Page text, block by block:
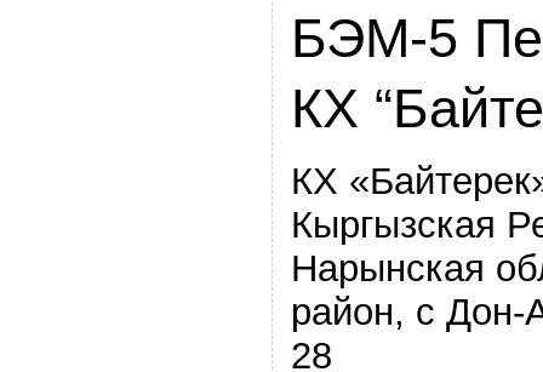
БЭМ-5
КХ
КХ
Кыргызская
Нарынская
район, с
28